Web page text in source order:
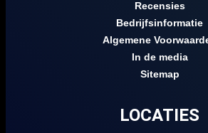
Recensies
Bedrijfsinformatie
Algemene
In de media
Sitemap
LOCATIES